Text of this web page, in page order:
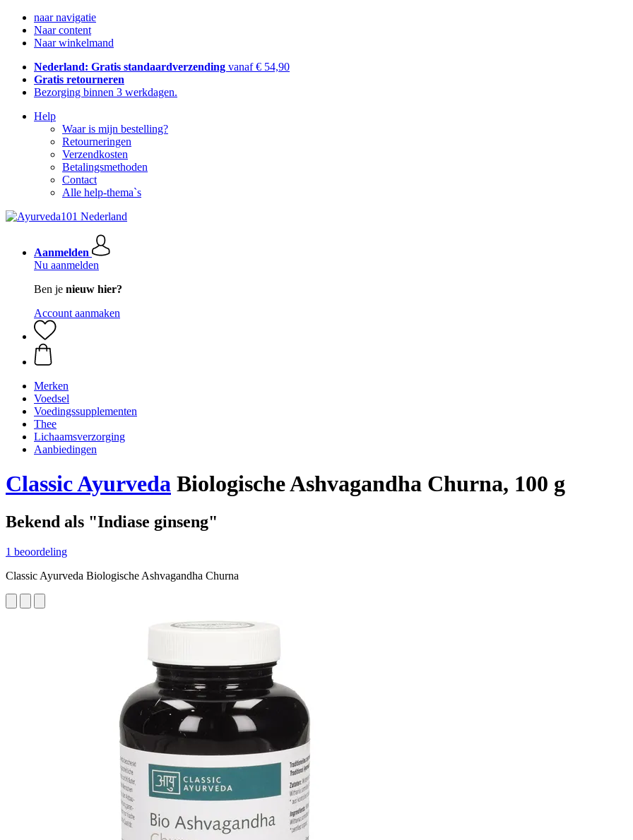
naar navigatie
Naar content
Naar winkelmand
Nederland: Gratis standaardverzending vanaf € 54,90
Gratis retourneren
Bezorging binnen 3 werkdagen.
Help
Waar is mijn bestelling?
Retourneringen
Verzendkosten
Betalingsmethoden
Contact
Alle help-thema`s
Aanmelden
Nu aanmelden
Ben je nieuw hier?
Account aanmaken
Merken
Voedsel
Voedingssupplementen
Thee
Lichaamsverzorging
Aanbiedingen
Classic Ayurveda Biologische Ashvagandha Churna, 100 g
Bekend als "Indiase ginseng"
1 beoordeling
Classic Ayurveda Biologische Ashvagandha Churna